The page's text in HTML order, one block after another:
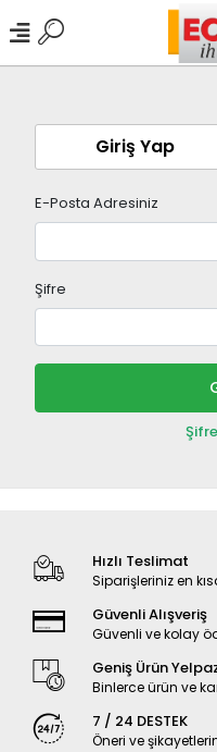
Giriş Yap
E-Posta Adresiniz
Şifre
Hızlı Teslimat
Siparişleriniz en
Güvenli Alışveriş
Güvenli ve kolay
Geniş Ürün
Binlerce ürün ve
7 / 24 DESTEK
Öneri ve